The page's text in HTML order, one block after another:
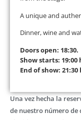
A unique and
Dinner, wine and
Doors open: 18:30.
Show starts: 19:00
End of show: 21:30
Una vez hecha la
de nuestro número